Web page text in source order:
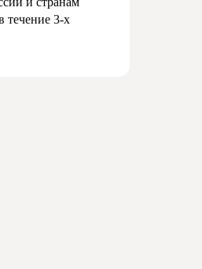
течение 3-х